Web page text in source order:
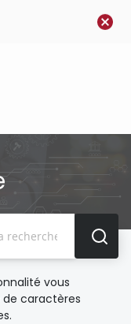
vous
caractères